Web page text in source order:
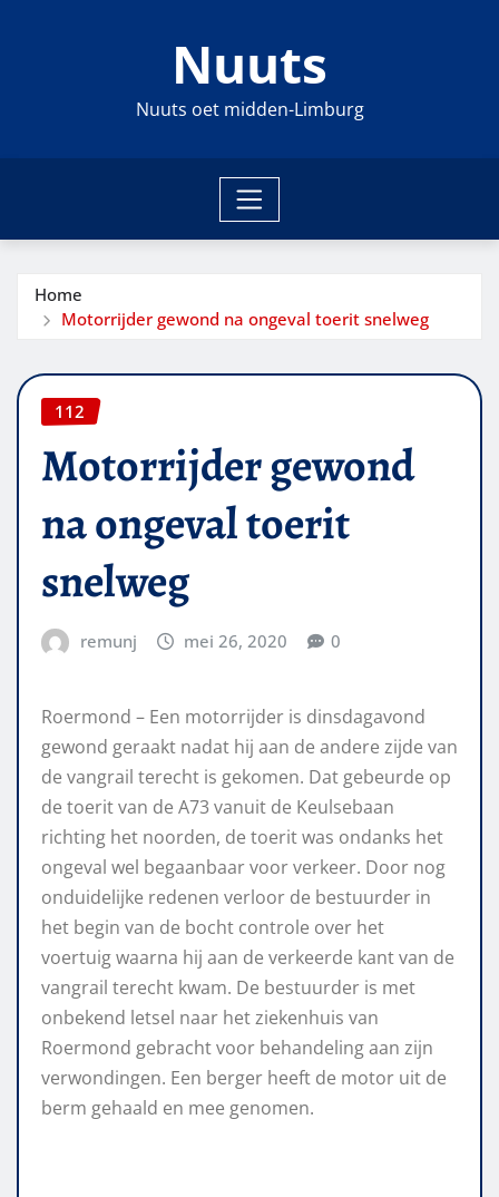
Nuuts
Nuuts oet midden-Limburg
Home
Motorrijder gewond na ongeval toerit snelweg
112
Motorrijder gewond
na ongeval toerit
snelweg
remunj mei 26, 2020 0
Roermond – Een motorrijder is dinsdagavond
gewond geraakt nadat hij aan de andere zijde van
de vangrail terecht is gekomen. Dat gebeurde op
de toerit van de A73 vanuit de Keulsebaan
richting het noorden, de toerit was ondanks het
ongeval wel begaanbaar voor verkeer. Door nog
onduidelijke redenen verloor de bestuurder in
het begin van de bocht controle over het
voertuig waarna hij aan de verkeerde kant van de
vangrail terecht kwam. De bestuurder is met
onbekend letsel naar het ziekenhuis van
Roermond gebracht voor behandeling aan zijn
verwondingen. Een berger heeft de motor uit de
berm gehaald en mee genomen.